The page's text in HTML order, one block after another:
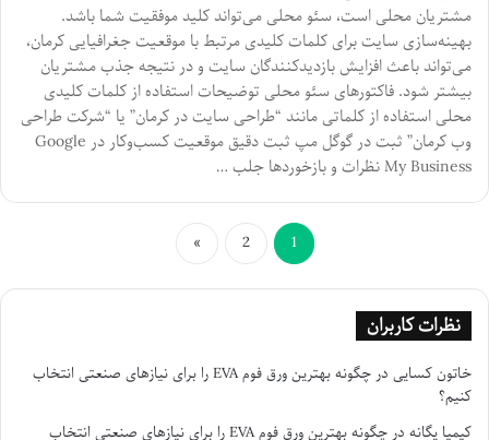
مشتریان محلی است، سئو محلی می‌تواند کلید موفقیت شما باشد.
بهینه‌سازی سایت برای کلمات کلیدی مرتبط با موقعیت جغرافیایی کرمان،
می‌تواند باعث افزایش بازدیدکنندگان سایت و در نتیجه جذب مشتریان
بیشتر شود. فاکتورهای سئو محلی توضیحات استفاده از کلمات کلیدی
محلی استفاده از کلماتی مانند “طراحی سایت در کرمان” یا “شرکت طراحی
وب کرمان” ثبت در گوگل مپ ثبت دقیق موقعیت کسب‌وکار در Google
My Business نظرات و بازخوردها جلب …
1
2
»
نظرات کاربران
خاتون کسایی در
چگونه بهترین ورق فوم EVA را برای نیازهای صنعتی انتخاب
کنیم؟
کیمیا یگانه در چگونه بهترین ورق فوم EVA را برای نیازهای صنعتی انتخاب